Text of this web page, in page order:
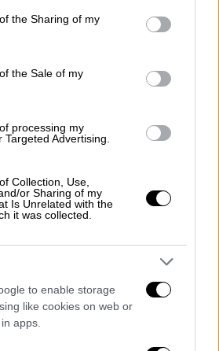
or usage behaviour. You may click to
Google and its third-party tags to
specified purposes in below Google
the Sharing of my
the Sale of my
processing my
Advertising.
Collection, Use,
or Sharing of my
Is Unrelated with the
it was collected.
to enable storage
like cookies on web or
apps.
Instagram, ούτε τίποτα.
στο ίντερνετ, τίποτα
μας έπρεπε να
να συμμετέχει σε
Ήμασταν
Σπουδάζαμε μαζί,
Εγώ σπούδασα στο
πάω στη δραματική σχολή
αυτή τη συναναστροφή.
είναι πιο
μου, για παράδειγμα,
πήρε το πτυχίο του
το σπίτι, χωρίς να έχει
Οι εποχές έχουν